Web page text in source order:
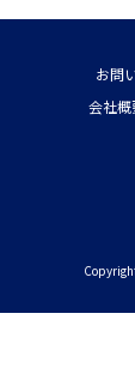
お問
会社概